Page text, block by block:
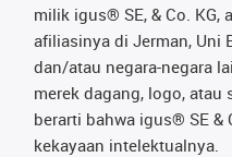
milik igus® SE, & Co. KG,
afiliasinya di Jerman, Uni
dan/atau negara-negara
merek dagang, logo,
berarti bahwa igus® SE &
kekayaan intelektualnya.